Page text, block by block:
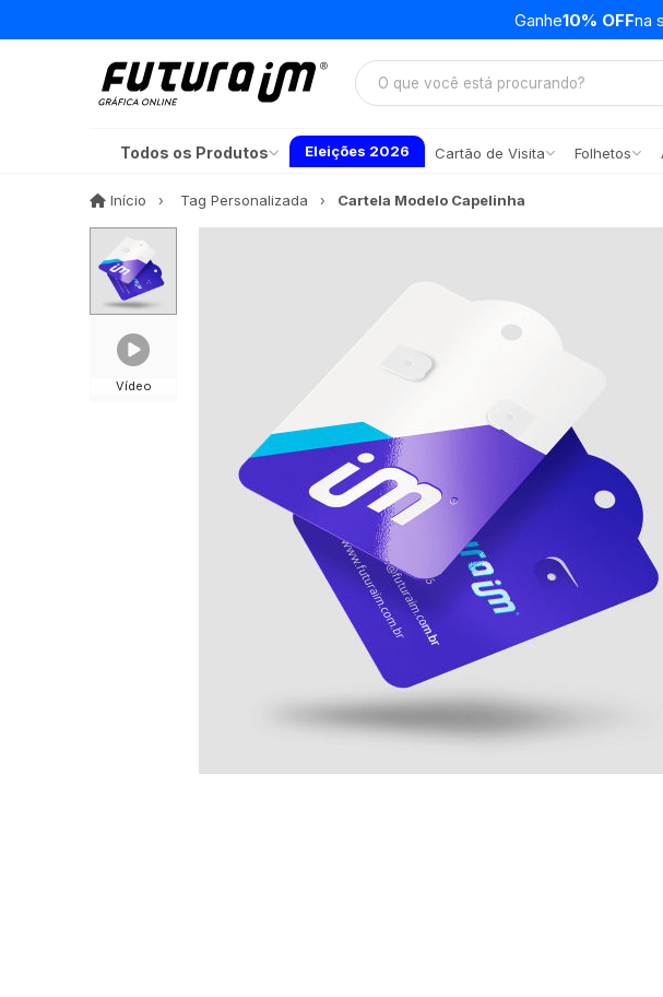
Ganhe10% OFFna
Todos os Produtos Eleições 2026 Cartão de Visita Folhetos
Início Início Tag Personalizada Cartela Modelo Capelinha
Vídeo